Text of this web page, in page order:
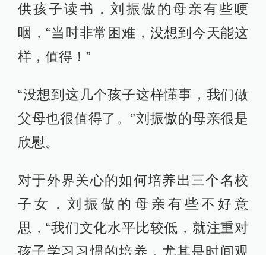
供孩子读书，刘振傲的母亲有些哽
咽，“当时非常困难，没想到今天能这
样，值得！”
“没想到这几个孩子这样懂事，我们做
父母也很值得了。”刘振傲的母亲很是
欣慰。
对于外界关心的如何培养出三个名校
子女，刘振傲的母亲有些不好意
思，“我们文化水平比较低，就注重对
孩子学习习惯的培养，尤其是时间观